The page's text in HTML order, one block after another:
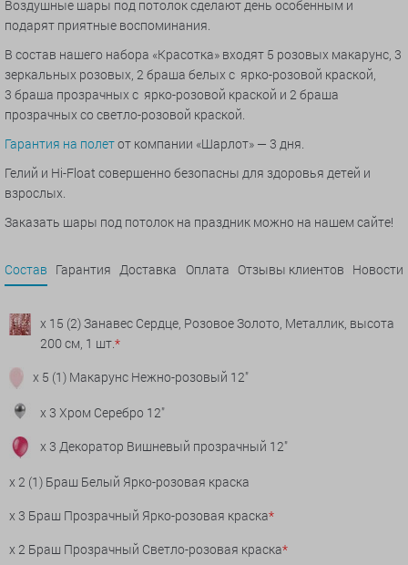
Воздушные шары под потолок сделают день особенным и
подарят приятные воспоминания.
В состав нашего набора «Красотка» входят 5 розовых макарунс, 3
зеркальных розовых, 2 браша белых с ярко-розовой краской,
3 браша прозрачных с ярко-розовой краской и 2 браша
прозрачных со светло-розовой краской.
Гарантия на полетот компании «Шарлот» — 3 дня.
Гелий и Hi-Float совершенно безопасны для здоровья детей и
взрослых.
Заказать шары под потолок на праздник можно на нашем сайте!
Состав Гарантия Доставка Оплата Отзывы клиентов Новости
x 15 (2) Занавес Сердце, Розовое Золото, Металлик, высота
200 см, 1 шт.*
x 5 (1) Макарунс Нежно-розовый 12"
x 3 Хром Серебро 12"
x 3 Декоратор Вишневый прозрачный 12"
x 2 (1) Браш Белый Ярко-розовая краска
x 3 Браш Прозрачный Ярко-розовая краска*
x 2 Браш Прозрачный Светло-розовая краска*